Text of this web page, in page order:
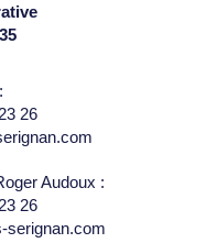
26
Audoux :
26
serignan.com